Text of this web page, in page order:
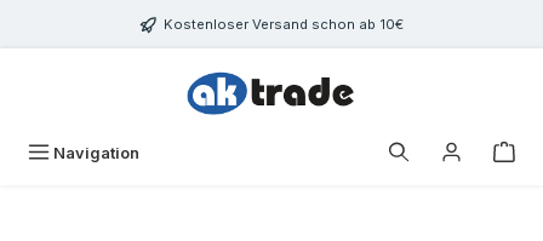
Zum Hauptinhalt springenKostenloser Versand schon ab 10€
Navigation